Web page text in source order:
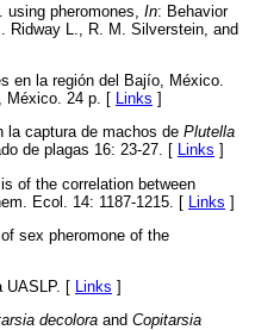
using pheromones, In: Behavior
Ridway L., R. M. Silverstein, and
en la región del Bajío, México.
México. 24 p. [ Links ]
la captura de machos de Plutella
de plagas 16: 23-27. [ Links ]
of the correlation between
Ecol. 14: 1187-1215. [ Links ]
sex pheromone of the
UASLP. [ Links ]
decolora and Copitarsia